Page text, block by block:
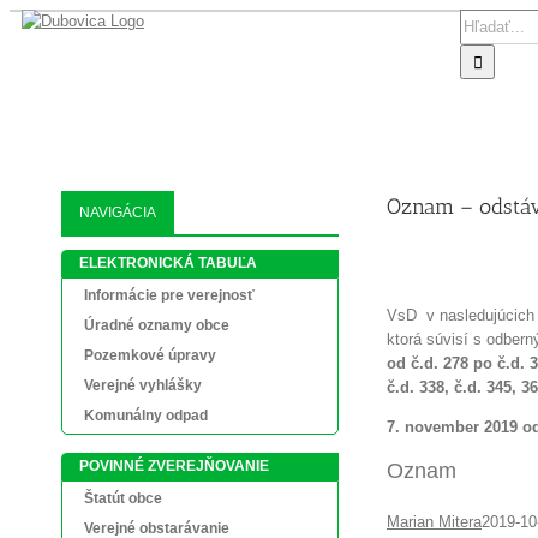
Skip
Search
for:
Oznam –
VsD v
ktorá súvisí s
od č.d. 278 po č.d.
č.d. 338, č.d. 345,
7. november 2019
Oznam
Marian Mitera2019-
NAVIGÁCIA
ELEKTRONICKÁ TABUĽA
Informácie pre verejnosť
Úradné oznamy obce
Pozemkové úpravy
Verejné vyhlášky
Komunálny odpad
POVINNÉ ZVEREJŇOVANIE
Štatút obce
Verejné obstarávanie